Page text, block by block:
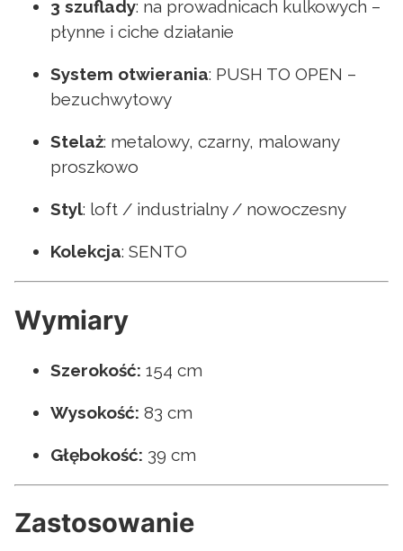
3 szuflady: na prowadnicach kulkowych –
płynne i ciche działanie
System otwierania: PUSH TO OPEN –
bezuchwytowy
Stelaż: metalowy, czarny, malowany
proszkowo
Styl: loft / industrialny / nowoczesny
Kolekcja: SENTO
Wymiary
Szerokość: 154 cm
Wysokość: 83 cm
Głębokość: 39 cm
Zastosowanie